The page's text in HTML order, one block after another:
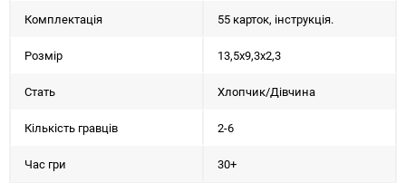
Комплектація 55 карток, інструкція.
Розмір 13,5х9,3х2,3
Стать Хлопчик/Дiвчина
Кількість гравців 2-6
Час гри 30+